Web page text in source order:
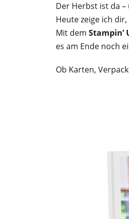
Der Herbst ist da
Heute zeige ich
Mit dem Stampin’
es am Ende noch
Ob Karten,